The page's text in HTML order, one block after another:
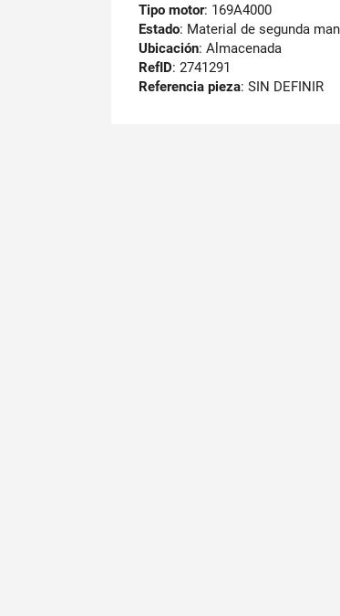
Tipo motor: 169A4000
Estado: Material de segunda
Ubicación: Almacenada
RefID: 2741291
Referencia pieza: SIN DEFINIR